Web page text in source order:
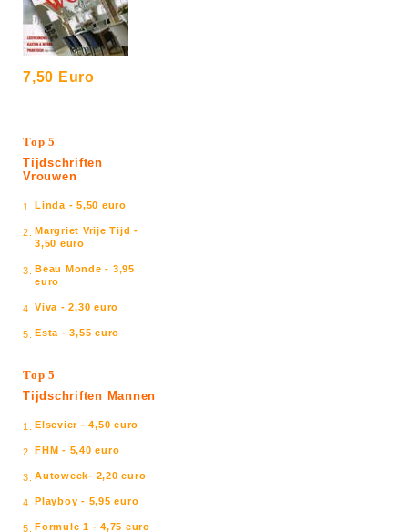
7,50 Euro
Top 5
Tijdschriften
Vrouwen
1. Linda - 5,50 euro
2. Margriet Vrije Tijd -
3,50 euro
3. Beau Monde - 3,95
euro
4. Viva - 2,30 euro
5. Esta - 3,55 euro
Top 5
Tijdschriften Mannen
1. Elsevier - 4,50 euro
2. FHM - 5,40 euro
3. Autoweek- 2,20 euro
4. Playboy - 5,95 euro
5. Formule 1 - 4,75 euro